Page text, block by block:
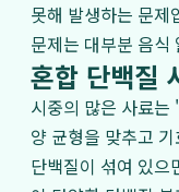
못해 발생하는 문제
문제는 대부분 음식
혼합 단백질
시중의 많은 사료
양 균형을 맞추고
단백질이 섞여 있으